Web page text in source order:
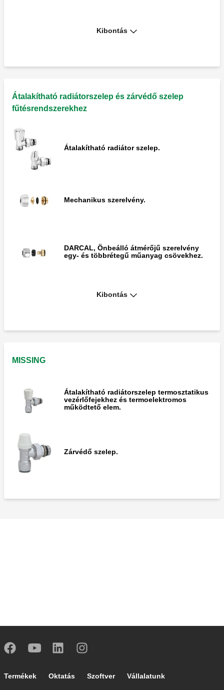
Speciális imbuszkulcs a hamisításbiztos
Kibontás
Átalakítható radiátorszelep és zárvédő szelep
fűtésrendszerekhez
Átalakítható radiátor szelep.
Mechanikus szerelvény.
DARCAL, Önbeálló átmérőjű szerelvény
egy- és többrétegű műanyag csövekhez.
Szerelvény rézből acél csatlakozásra
Kibontás
MISSING
Átalakítható radiátorszelep termosztatikus
vezérlőfejekhez és termoelektromos
működtető elem.
Zárvédő szelep.
Footer main navigation
Termékek Oktatás Szoftver Vállalatunk